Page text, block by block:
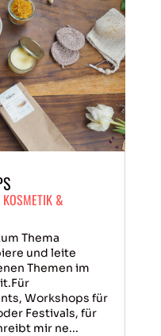
KOSMETIK &
Thema
und leite
Themen im
Workshops für
Festivals, für
mir ne...